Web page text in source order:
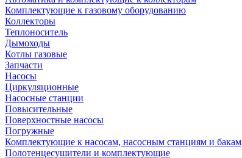
Комплектующие к газовому оборудованию
Коллекторы
Теплоноситель
Дымоходы
Котлы газовые
Запчасти
Насосы
Циркуляционные
Насосные станции
Повысительные
Поверхностные насосы
Погружные
Комплектующие к насосам, насосным станциям и бакам
Полотенцесушители и комплектующие